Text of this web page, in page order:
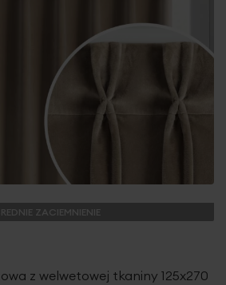
ZACIEMNIENIE
z welwetowej tkaniny 125x270